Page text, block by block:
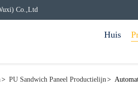
Co.,Ltd
Huis
> PU Sandwich Paneel Productielijn>